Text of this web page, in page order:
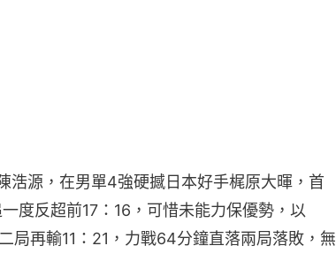
浩源，在男單4強硬撼日本好手梶原大暉，首
度反超前17：16，可惜未能力保優勢，以
局再輸11：21，力戰64分鐘直落兩局落敗，無